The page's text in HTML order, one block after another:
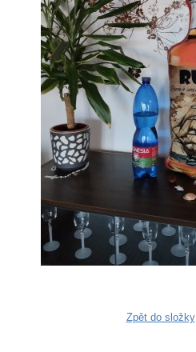
Zpět do složky